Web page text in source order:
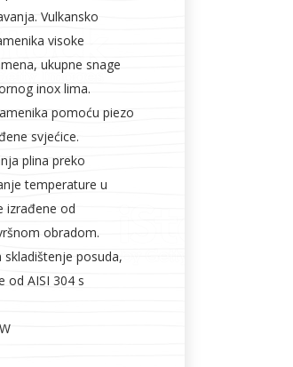
Vulkansko
visoke
ukupne snage
inox lima.
pomoću piezo
svjećice.
plina preko
temperature u
izrađene od
obradom.
posuda,
od AISI 304 s